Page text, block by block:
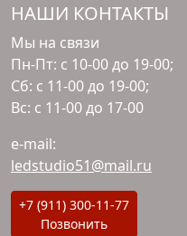
НАШИ КОНТАКТЫ
Мы на связи
Пн-Пт: с 10-00 до 19-00;
Сб: с 11-00 до 19-00;
Вс: с 11-00 до 17-00
e-mail:
ledstudio51@mail.ru
+7 (911) 300-11-77
Позвонить